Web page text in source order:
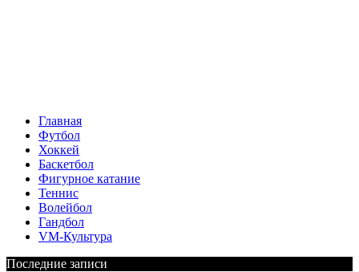
Главная
Футбол
Хоккей
Баскетбол
Фигурное катание
Теннис
Волейбол
Гандбол
VM-Культура
Последние записи